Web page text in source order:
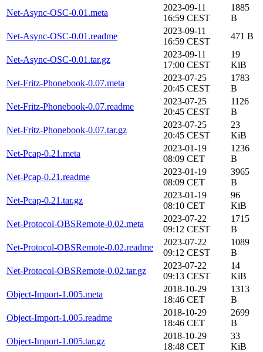
Net-Async-OSC-0.01.meta
2023-09-11
16:59 CEST
1885
B
Net-Async-OSC-0.01.readme
2023-09-11
16:59 CEST
471 B
Net-Async-OSC-0.01.tar.gz
2023-09-11
17:00 CEST
19
KiB
Net-Fritz-Phonebook-0.07.meta
2023-07-25
20:45 CEST
1783
B
Net-Fritz-Phonebook-0.07.readme
2023-07-25
20:45 CEST
1126
B
Net-Fritz-Phonebook-0.07.tar.gz
2023-07-25
20:45 CEST
23
KiB
Net-Pcap-0.21.meta
2023-01-19
08:09 CET
1236
B
Net-Pcap-0.21.readme
2023-01-19
08:09 CET
3965
B
Net-Pcap-0.21.tar.gz
2023-01-19
08:10 CET
96
KiB
Net-Protocol-OBSRemote-0.02.meta
2023-07-22
09:12 CEST
1715
B
Net-Protocol-OBSRemote-0.02.readme
2023-07-22
09:12 CEST
1089
B
Net-Protocol-OBSRemote-0.02.tar.gz
2023-07-22
09:13 CEST
14
KiB
Object-Import-1.005.meta
2018-10-29
18:46 CET
1313
B
Object-Import-1.005.readme
2018-10-29
18:46 CET
2699
B
Object-Import-1.005.tar.gz
2018-10-29
18:48 CET
33
KiB